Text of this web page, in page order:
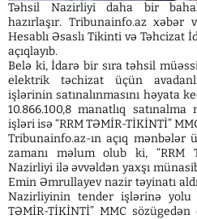
Təhsil Nazirliyi daha bir
hazırlaşır. Tribunainfo.az
Hesablı Əsaslı Tikinti və Təhcizat
açıqlayıb.
Belə ki, İdarə bir sıra təhsil
elektrik təchizat üçün
işlərinin satınalınmasını həyata
10.866.100,8 manatlıq
işləri isə “RRM TƏMİR-TİKİNTİ”
Tribunainfo.az-ın açıq mənbələr
zamanı məlum olub ki, “RRM
Nazirliyi ilə əvvəldən yaxşı
Emin Əmrullayev nazir təyinatı
Nazirliyinin tender işlərinə yolu
TƏMİR-TİKİNTİ” MMC